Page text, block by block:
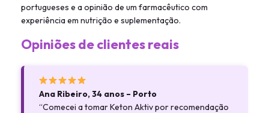
portugueses e a opinião de um farmacêutico com
experiência em nutrição e suplementação.
Opiniões de clientes reais
Ana Ribeiro, 34 anos – Porto
“Comecei a tomar Keton Aktiv por recomendação